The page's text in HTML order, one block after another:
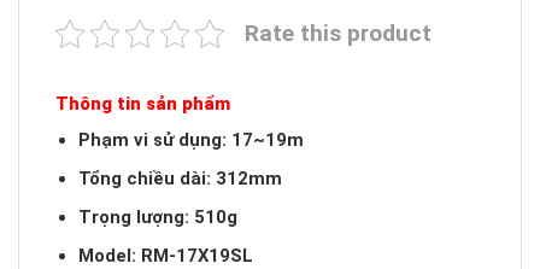
Rate this product
Thông tin sản phẩm
Phạm vi sử dụng: 17~19m
Tổng chiều dài: 312mm
Trọng lượng: 510g
Model: RM-17X19SL